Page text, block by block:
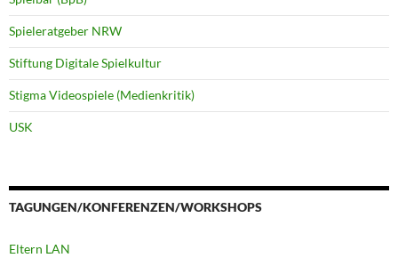
Spieleratgeber NRW
Stiftung Digitale Spielkultur
Stigma Videospiele (Medienkritik)
USK
TAGUNGEN/KONFERENZEN/WORKSHOPS
Eltern LAN